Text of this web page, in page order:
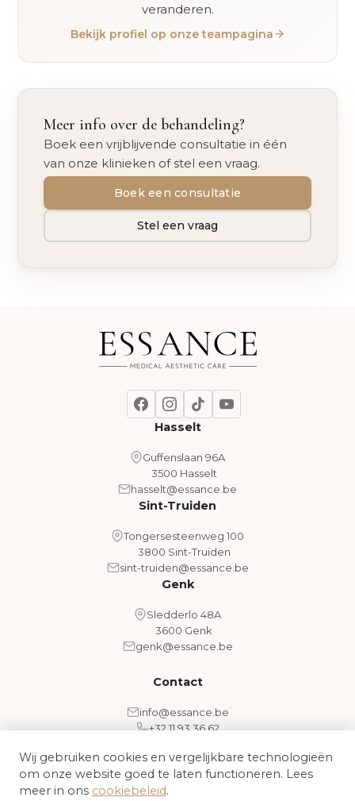
veranderen.
Bekijk profiel op onze teampagina
Meer info over de behandeling?
Boek een vrijblijvende consultatie in één
van onze klinieken of stel een vraag.
Boek een consultatie
Stel een vraag
Hasselt
Guffenslaan 96A
3500 Hasselt
hasselt@essance.be
Sint-Truiden
Tongersesteenweg 100
3800 Sint-Truiden
sint-truiden@essance.be
Genk
Sledderlo 48A
3600 Genk
genk@essance.be
Contact
info@essance.be
+32 11 93 36 62
Algemene voorwaarden
Wij gebruiken cookies en vergelijkbare technologieën
om onze website goed te laten functioneren. Lees
meer in ons cookiebeleid.